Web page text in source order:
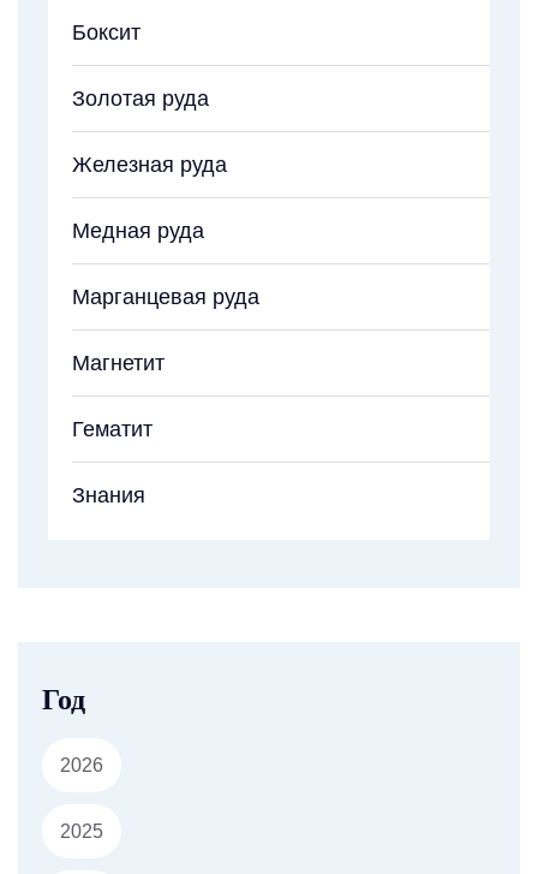
Боксит
Золотая руда
Железная руда
Медная руда
Марганцевая руда
Магнетит
Гематит
Знания
Год
2026
2025